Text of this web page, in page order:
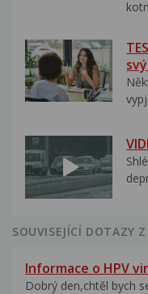
SOUVISEJÍCÍ DOTAZY
Informace o HPV
Dobrý den,chtěl bych